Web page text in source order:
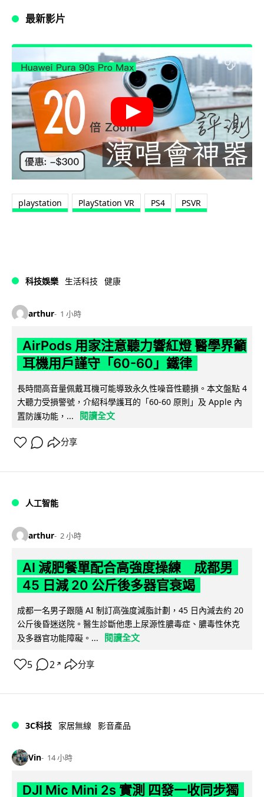
最新影片
playstation PlayStation VR PS4 PSVR
科技娛樂 生活科技 健康
arthur 1 小時
AirPods 用家注意聽力響紅燈 醫學界籲
耳機用戶謹守「60-60」鐵律
長時間高音量佩戴耳機可能導致永久性噪音性聽損。本文盤點 4
大聽力受損警號，介紹科學護耳的「60-60 原則」及 Apple 內
置防護功能，...
閱讀全文
分享
人工智能
arthur 2 小時
AI 減肥餐單配合高強度操練 成都男
45 日減 20 公斤後多器官衰竭
成都一名男子跟隨 AI 制訂高強度減脂計劃，45 日內減去約 20
公斤後昏迷送院。醫生診斷他患上尿源性膿毒症、膿毒性休克
及多器官功能障礙。...
閱讀全文
5 2 ↗ 分享
3C科技 家居無線 影音產品
Vin 14 小時
DJI Mic Mini 2s 實測 四發一收同步獨